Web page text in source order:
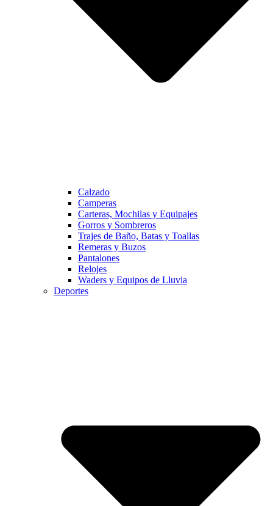
Calzado
Camperas
Carteras, Mochilas y Equipajes
Gorros y Sombreros
Trajes de Baño, Batas y Toallas
Remeras y Buzos
Pantalones
Relojes
Waders y Equipos de Lluvia
Deportes